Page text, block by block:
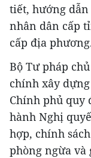
tiết, hướng
nhân dân cấp
cấp địa
Bộ Tư pháp
chính xây
Chính phủ quy
hành Nghị
hợp, chính
phòng ngừa